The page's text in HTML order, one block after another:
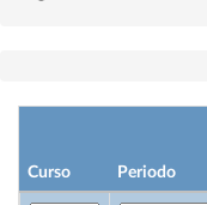
Curso Periodo